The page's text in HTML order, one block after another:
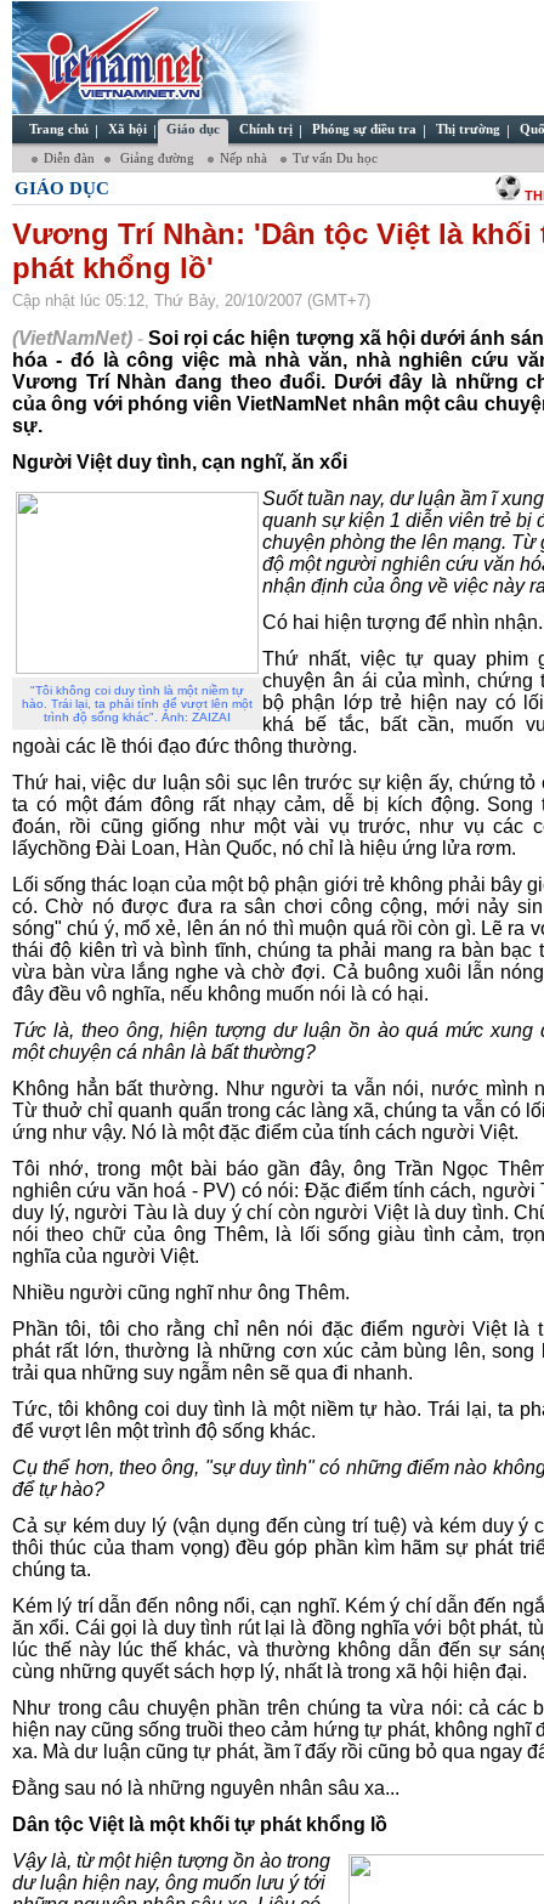
Trang chủ Xã hội Giáo dục Chính trị Phóng sự điều tra Thị trường
Diễn đàn Giảng đường Nếp nhà Tư vấn Du học
GIÁO DỤC
Vương Trí Nhàn: 'Dân tộc Việt là khối
phát khổng lồ'
Cập nhật lúc 05:12, Thứ Bảy, 20/10/2007 (GMT+7)
(VietNamNet) - Soi rọi các hiện tượng xã hội dưới ánh
hóa - đó là công việc mà nhà văn, nhà nghiên cứu
Vương Trí Nhàn đang theo đuổi. Dưới đây là những
của ông với phóng viên VietNamNet nhân một câu
sự.
Người Việt duy tình, cạn nghĩ, ăn xổi
"Tôi không coi duy tình là một niềm tự
hào. Trái lại, ta phải tính để vượt lên một
trình độ sống khác". Ảnh: ZAIZAI
Suốt tuần nay, dư luận ầm ĩ xung
quanh sự kiện 1 diễn viên trẻ bị
chuyện phòng the lên mạng. Từ
độ một người nghiên cứu văn
nhận định của ông về việc này
Có hai hiện tượng để nhìn nhận.
Thứ nhất, việc tự quay phim
chuyện ân ái của mình, chứng
bộ phận lớp trẻ hiện nay có
khá bế tắc, bất cần, muốn
ngoài các lề thói đạo đức thông thường.
Thứ hai, việc dư luận sôi sục lên trước sự kiện ấy, chứng tỏ
ta có một đám đông rất nhạy cảm, dễ bị kích động. Song
đoán, rồi cũng giống như một vài vụ trước, như vụ các
lấychồng Đài Loan, Hàn Quốc, nó chỉ là hiệu ứng lửa rơm.
Lối sống thác loạn của một bộ phận giới trẻ không phải bây
có. Chờ nó được đưa ra sân chơi công cộng, mới nảy
sóng" chú ý, mổ xẻ, lên án nó thì muộn quá rồi còn gì. Lẽ ra
thái độ kiên trì và bình tĩnh, chúng ta phải mang ra bàn bạc
vừa bàn vừa lắng nghe và chờ đợi. Cả buông xuôi lẫn
đây đều vô nghĩa, nếu không muốn nói là có hại.
Tức là, theo ông, hiện tượng dư luận ồn ào quá mức xung
một chuyện cá nhân là bất thường?
Không hẳn bất thường. Như người ta vẫn nói, nước mình
Từ thuở chỉ quanh quẩn trong các làng xã, chúng ta vẫn có
ứng như vậy. Nó là một đặc điểm của tính cách người Việt.
Tôi nhớ, trong một bài báo gần đây, ông Trần Ngọc
nghiên cứu văn hoá - PV) có nói: Đặc điểm tính cách, người
duy lý, người Tàu là duy ý chí còn người Việt là duy tình.
nói theo chữ của ông Thêm, là lối sống giàu tình cảm,
nghĩa của người Việt.
Nhiều người cũng nghĩ như ông Thêm.
Phần tôi, tôi cho rằng chỉ nên nói đặc điểm người Việt là
phát rất lớn, thường là những cơn xúc cảm bùng lên, song
trải qua những suy ngẫm nên sẽ qua đi nhanh.
Tức, tôi không coi duy tình là một niềm tự hào. Trái lại, ta
để vượt lên một trình độ sống khác.
Cụ thể hơn, theo ông, "sự duy tình" có những điểm nào
để tự hào?
Cả sự kém duy lý (vận dụng đến cùng trí tuệ) và kém duy ý
thôi thúc của tham vọng) đều góp phần kìm hãm sự phát
chúng ta.
Kém lý trí dẫn đến nông nổi, cạn nghĩ. Kém ý chí dẫn đến
ăn xổi. Cái gọi là duy tình rút lại là đồng nghĩa với bột phát,
lúc thế này lúc thế khác, và thường không dẫn đến sự
cùng những quyết sách hợp lý, nhất là trong xã hội hiện đại.
Như trong câu chuyện phần trên chúng ta vừa nói: cả các
hiện nay cũng sống truồi theo cảm hứng tự phát, không nghĩ
xa. Mà dư luận cũng tự phát, ầm ĩ đấy rồi cũng bỏ qua ngay
Đằng sau nó là những nguyên nhân sâu xa...
Dân tộc Việt là một khối tự phát khổng lồ
Vậy là, từ một hiện tượng ồn ào trong
dư luận hiện nay, ông muốn lưu ý tới